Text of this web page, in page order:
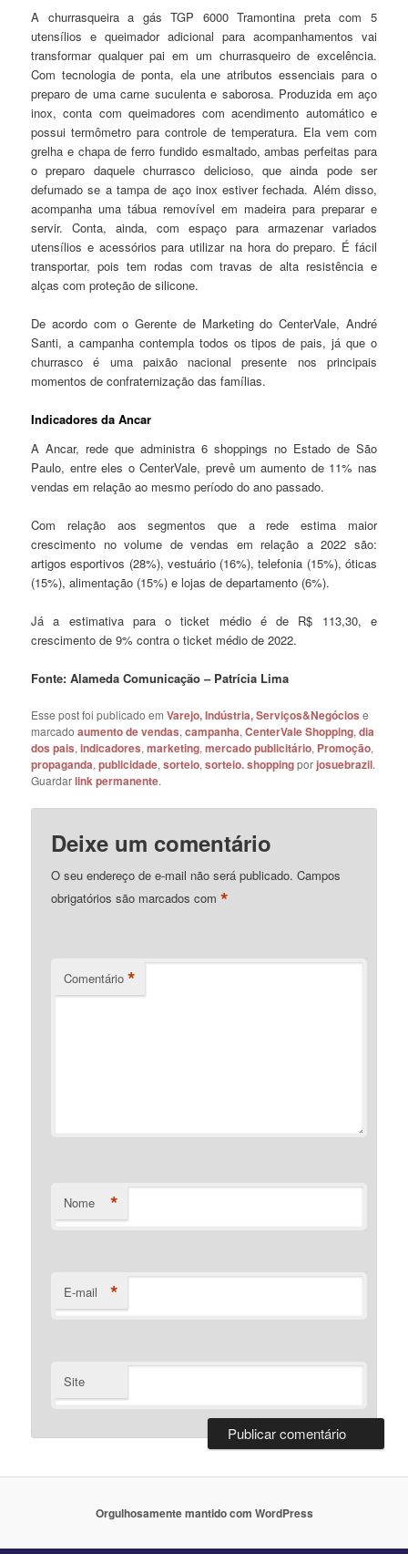
A churrasqueira a gás TGP 6000 Tramontina preta com 5
utensílios e queimador adicional para acompanhamentos vai
transformar qualquer pai em um churrasqueiro de excelência.
Com tecnologia de ponta, ela une atributos essenciais para o
preparo de uma carne suculenta e saborosa. Produzida em aço
inox, conta com queimadores com acendimento automático e
possui termômetro para controle de temperatura. Ela vem com
grelha e chapa de ferro fundido esmaltado, ambas perfeitas para
o preparo daquele churrasco delicioso, que ainda pode ser
defumado se a tampa de aço inox estiver fechada. Além disso,
acompanha uma tábua removível em madeira para preparar e
servir. Conta, ainda, com espaço para armazenar variados
utensílios e acessórios para utilizar na hora do preparo. É fácil
transportar, pois tem rodas com travas de alta resistência e
alças com proteção de silicone.
De acordo com o Gerente de Marketing do CenterVale, André
Santi, a campanha contempla todos os tipos de pais, já que o
churrasco é uma paixão nacional presente nos principais
momentos de confraternização das famílias.
Indicadores da Ancar
A Ancar, rede que administra 6 shoppings no Estado de São
Paulo, entre eles o CenterVale, prevê um aumento de 11% nas
vendas em relação ao mesmo período do ano passado.
Com relação aos segmentos que a rede estima maior
crescimento no volume de vendas em relação a 2022 são:
artigos esportivos (28%), vestuário (16%), telefonia (15%), óticas
(15%), alimentação (15%) e lojas de departamento (6%).
Já a estimativa para o ticket médio é de R$ 113,30, e
crescimento de 9% contra o ticket médio de 2022.
Fonte: Alameda Comunicação – Patrícia Lima
Esse post foi publicado emVarejo, Indústria, Serviços&Negócios e
marcadoaumento de vendas,campanha,CenterVale Shopping,dia
dos pais,indicadores,marketing,mercado publicitário, Promoção,
propaganda,publicidade,sorteio,sorteio. shoppingporjosuebrazil.
Guardarlink permanente.
Deixe um comentário
O seu endereço de e-mail não será publicado. Campos
obrigatórios são marcados com*
Comentário *
Nome *
E-mail *
Site
Orgulhosamente mantido com WordPress